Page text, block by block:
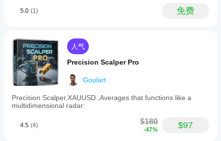
csharp
- 双边：完整的买卖网格
- 单边买入：仅关注买入
- 单边卖出：仅关注卖出
- 单边自动：根据动量自动方向
⚡ 高级入场过滤器
ADX趋势过滤器 - 在强趋势中禁用网格
关注一致
场条件下
的表现。
在
cTrader
Windows
和 Mac
史市场数
据回测您
cBot。
结果
cBot
以适
应您
的经
纪商
和市
件，
可以
提高
我应
该在
运行
cBot
之前
调整
其参
数
您可以
5.0 (1) 免费
人气
Precision Scalper Pro
Goulart
Precision Scalper,XAUUSD ,Averages that functions like a
multidimensional radar:
4.5 (4) $180
-47% $97